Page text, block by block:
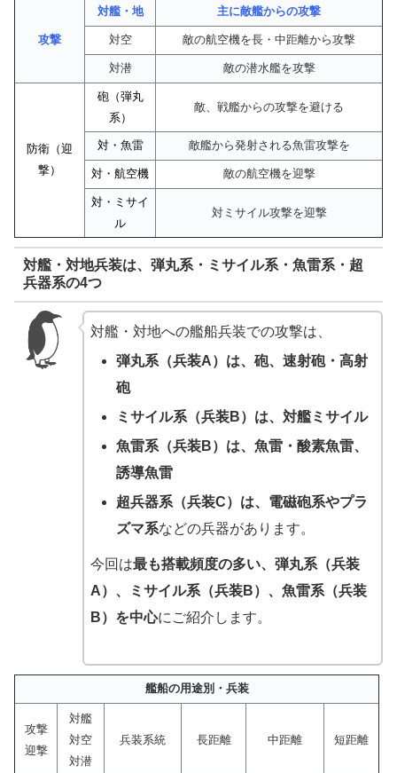
攻撃
対艦・地 主に敵艦からの攻撃
対空 敵の航空機を長・中距離から攻撃
対潜 敵の潜水艦を攻撃
防衛（迎
撃）
砲（弾丸
系）
敵、戦艦からの攻撃を避ける
対・魚雷 敵艦から発射される魚雷攻撃を
対・航空機 敵の航空機を迎撃
対・ミサイ
ル
対ミサイル攻撃を迎撃
対艦・対地兵装は、弾丸系・ミサイル系・魚雷系・超
兵器系の4つ
対艦・対地への艦船兵装での攻撃は、
弾丸系（兵装A）は、砲、速射砲・高射
砲
ミサイル系（兵装B）は、対艦ミサイル
魚雷系（兵装B）は、魚雷・酸素魚雷、
誘導魚雷
超兵器系（兵装C）は、電磁砲系やプラ
ズマ系などの兵器があります。
今回は最も搭載頻度の多い、弾丸系（兵装
A）、ミサイル系（兵装B）、魚雷系（兵装
B）を中心にご紹介します。
艦船の用途別・兵装
攻撃
迎撃
対艦
対空
対潜
兵装系統 長距離 中距離 短距離